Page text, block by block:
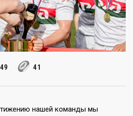
41
нашей команды мы